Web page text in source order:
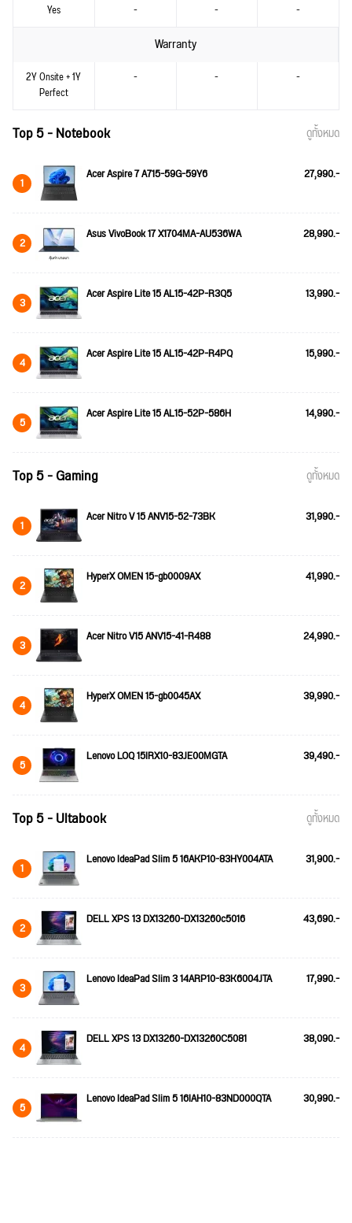
Yes - - -
Warranty
2Y Onsite + 1Y
Perfect
- - -
Top 5 - Notebook ดูทั้งหมด
1 Acer Aspire 7 A715-59G-59Y6 27,990.-
2 Asus VivoBook 17 X1704MA-AU536WA 28,990.-
3 Acer Aspire Lite 15 AL15-42P-R3Q5 13,990.-
4 Acer Aspire Lite 15 AL15-42P-R4PQ 15,990.-
5 Acer Aspire Lite 15 AL15-52P-586H 14,990.-
Top 5 - Gaming ดูทั้งหมด
1 Acer Nitro V 15 ANV15-52-73BK 31,990.-
2 HyperX OMEN 15-gb0009AX 41,990.-
3 Acer Nitro V15 ANV15-41-R488 24,990.-
4 HyperX OMEN 15-gb0045AX 39,990.-
5 Lenovo LOQ 15IRX10-83JE00MGTA 39,490.-
Top 5 - Ultabook ดูทั้งหมด
1 Lenovo IdeaPad Slim 5 16AKP10-83HY004ATA 31,900.-
2 DELL XPS 13 DX13260-DX13260c5016 43,690.-
3 Lenovo IdeaPad Slim 3 14ARP10-83K6004JTA 17,990.-
4 DELL XPS 13 DX13260-DX13260C5081 38,090.-
5 Lenovo IdeaPad Slim 5 16IAH10-83ND000QTA 30,990.-